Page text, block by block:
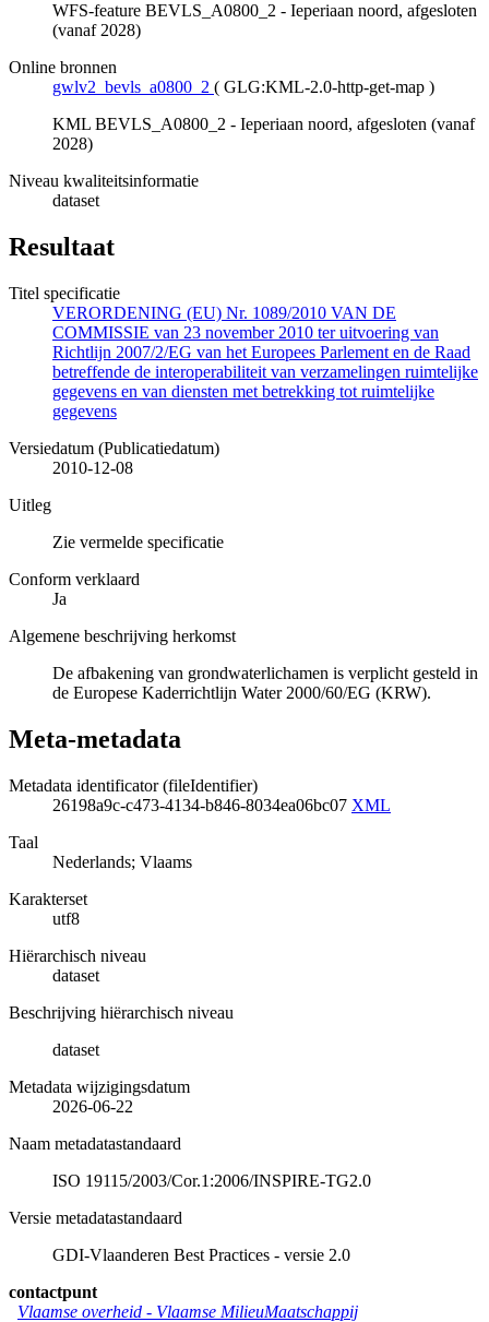
WFS-feature BEVLS_A0800_2 - Ieperiaan noord, afgesloten
(vanaf 2028)
Online bronnen
gwlv2_bevls_a0800_2 ( GLG:KML-2.0-http-get-map )
KML BEVLS_A0800_2 - Ieperiaan noord, afgesloten (vanaf
2028)
Niveau kwaliteitsinformatie
dataset
Resultaat
Titel specificatie
VERORDENING (EU) Nr. 1089/2010 VAN DE
COMMISSIE van 23 november 2010 ter uitvoering van
Richtlijn 2007/2/EG van het Europees Parlement en de Raad
betreffende de interoperabiliteit van verzamelingen ruimtelijke
gegevens en van diensten met betrekking tot ruimtelijke
gegevens
Versiedatum (Publicatiedatum)
2010-12-08
Uitleg
Zie vermelde specificatie
Conform verklaard
Ja
Algemene beschrijving herkomst
De afbakening van grondwaterlichamen is verplicht gesteld in
de Europese Kaderrichtlijn Water 2000/60/EG (KRW).
Meta-metadata
Metadata identificator (fileIdentifier)
26198a9c-c473-4134-b846-8034ea06bc07 XML
Taal
Nederlands; Vlaams
Karakterset
utf8
Hiërarchisch niveau
dataset
Beschrijving hiërarchisch niveau
dataset
Metadata wijzigingsdatum
2026-06-22
Naam metadatastandaard
ISO 19115/2003/Cor.1:2006/INSPIRE-TG2.0
Versie metadatastandaard
GDI-Vlaanderen Best Practices - versie 2.0
contactpunt
Vlaamse overheid - Vlaamse MilieuMaatschappij